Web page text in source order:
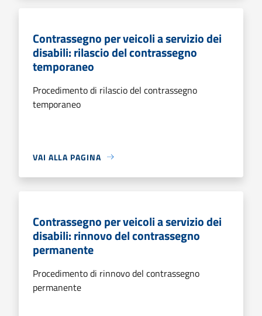
Contrassegno per veicoli a servizio dei
disabili: rilascio del contrassegno
temporaneo
Procedimento di rilascio del contrassegno
temporaneo
VAI ALLA PAGINA
Contrassegno per veicoli a servizio dei
disabili: rinnovo del contrassegno
permanente
Procedimento di rinnovo del contrassegno
permanente